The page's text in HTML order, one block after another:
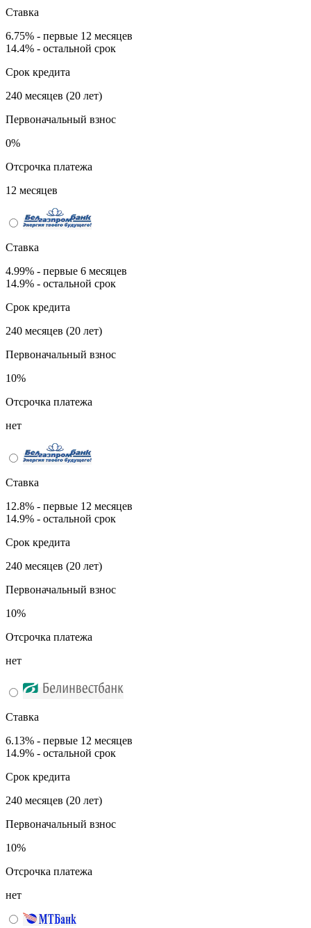
Ставка
6.75% - первые 12 месяцев
14.4% - остальной срок
Срок кредита
240 месяцев (20 лет)
Первоначальный взнос
0%
Отсрочка платежа
12 месяцев
Ставка
4.99% - первые 6 месяцев
14.9% - остальной срок
Срок кредита
240 месяцев (20 лет)
Первоначальный взнос
10%
Отсрочка платежа
нет
Ставка
12.8% - первые 12 месяцев
14.9% - остальной срок
Срок кредита
240 месяцев (20 лет)
Первоначальный взнос
10%
Отсрочка платежа
нет
Ставка
6.13% - первые 12 месяцев
14.9% - остальной срок
Срок кредита
240 месяцев (20 лет)
Первоначальный взнос
10%
Отсрочка платежа
нет